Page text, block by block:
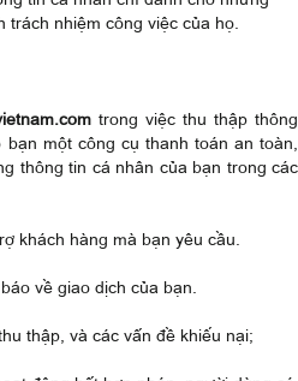
trách nhiệm công việc của họ.
trong việc thu thập thông
một công cụ thanh toán an toàn,
thông tin cá nhân của bạn trong các
khách hàng mà bạn yêu cầu.
về giao dịch của bạn.
thập, và các vấn đề khiếu nại;